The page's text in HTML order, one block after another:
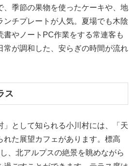
、季節の果物を使ったケーキや、地
ンチプレートが人気。夏場でも木陰
書やノートPC作業をする常連客も
常が調和した、安らぎの時間が流れ
ス
」として知られる小川村には、「天
れた展望カフェがあります。標高
、北アルプスの絶景を眺めながら